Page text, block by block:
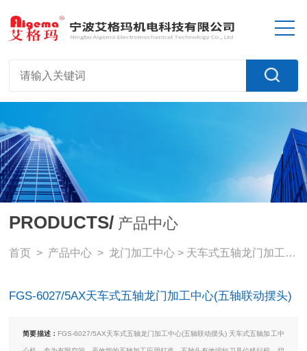
PRODUCTS/ 产品中心
首页 > 产品中心 > 龙门加工中心 > 天车式五轴龙门加工中心
FGS-6027/5AX天车式五轴龙门加工中心(五轴联动摆头)
简要描述： FGS-6027/5AX天车式五轴龙门加工中心(五轴联动摆头) 天车式五轴加工中